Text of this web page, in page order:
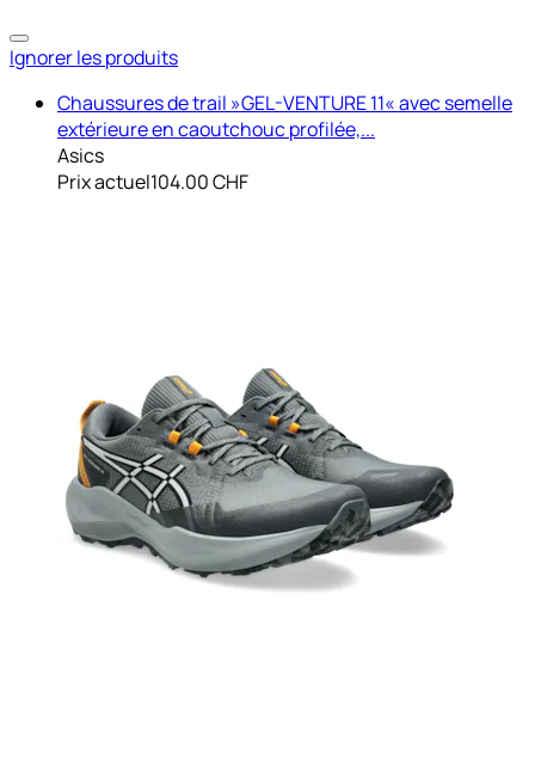
Ignorer les produits
Chaussures de trail »GEL-VENTURE 11« avec semelle
extérieure en caoutchouc profilée,...
Asics
Prix actuel104.00 CHF